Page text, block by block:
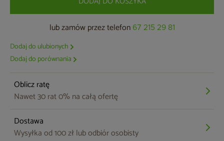
lub zamów przez telefon 67 215 29 81
Dodaj do ulubionych
Dodaj do porównania
Oblicz ratę
Nawet 30 rat 0% na całą ofertę
Dostawa
Wysyłka od 100 zł lub odbiór osobisty